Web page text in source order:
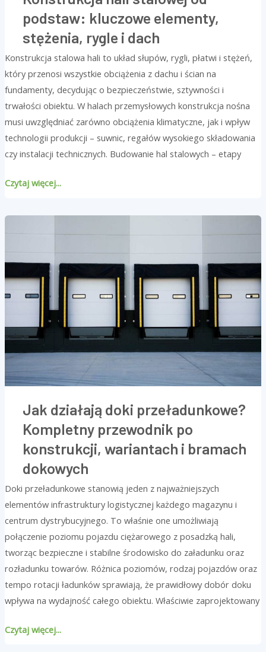
podstaw: kluczowe elementy,
stężenia, rygle i dach
Konstrukcja stalowa hali to układ słupów, rygli, płatwi i stężeń,
który przenosi wszystkie obciążenia z dachu i ścian na
fundamenty, decydując o bezpieczeństwie, sztywności i
trwałości obiektu. W halach przemysłowych konstrukcja nośna
musi uwzględniać zarówno obciążenia klimatyczne, jak i wpływ
technologii produkcji – suwnic, regałów wysokiego składowania
czy instalacji technicznych. Budowanie hal stalowych – etapy
Czytaj więcej...
Jak działają doki przeładunkowe?
Kompletny przewodnik po
konstrukcji, wariantach i bramach
dokowych
Doki przeładunkowe stanowią jeden z najważniejszych
elementów infrastruktury logistycznej każdego magazynu i
centrum dystrybucyjnego. To właśnie one umożliwiają
połączenie poziomu pojazdu ciężarowego z posadzką hali,
tworząc bezpieczne i stabilne środowisko do załadunku oraz
rozładunku towarów. Różnica poziomów, rodzaj pojazdów oraz
tempo rotacji ładunków sprawiają, że prawidłowy dobór doku
wpływa na wydajność całego obiektu. Właściwie zaprojektowany
przeładunkowe?
Kompletny
przewodnik
konstrukcji,
wariantach
bramach
Czytaj więcej...